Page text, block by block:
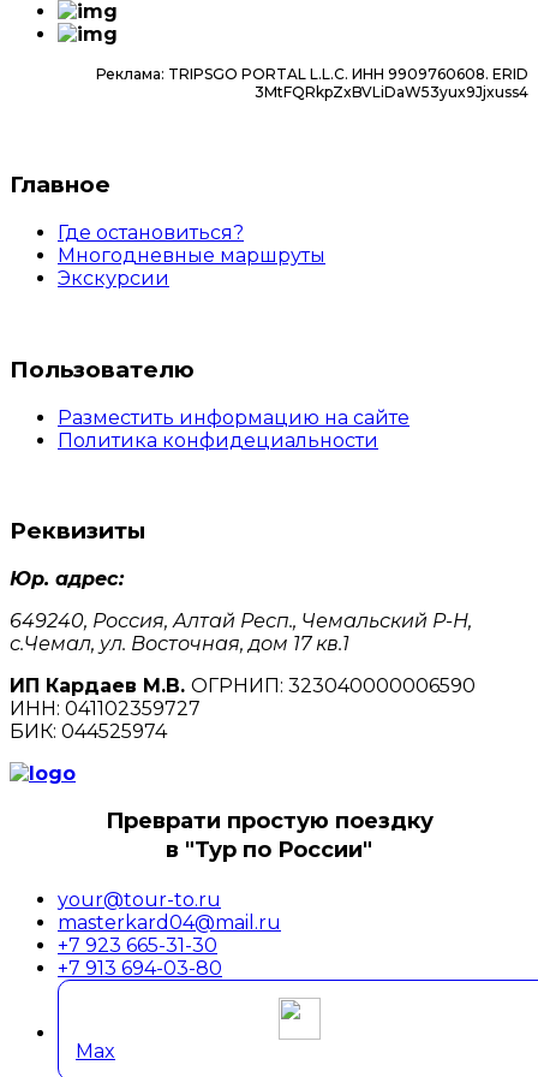
Если экскурсия уже прошла, а отмена нужна —
обратитесь в службу поддержки.
Реклама: TRIPSGO PORTAL L.L.C. ИНН 9909760608. ERID
3MtFQRkpZxBVLiDaW53yux9Jjxuss4
Главное
Где остановиться?
Многодневные маршруты
Экскурсии
Пользователю
Разместить информацию на сайте
Политика конфидециальности
Реквизиты
Юр. адрес:
649240, Россия, Алтай Респ., Чемальский Р-Н,
с.Чемал, ул. Восточная, дом 17 кв.1
ИП Кардаев М.В. ОГРНИП: 323040000006590
ИНН: 041102359727
БИК: 044525974
Преврати простую поездку
в "Тур по России"
your@tour-to.ru
masterkard04@mail.ru
+7 923 665-31-30
+7 913 694-03-80
Max